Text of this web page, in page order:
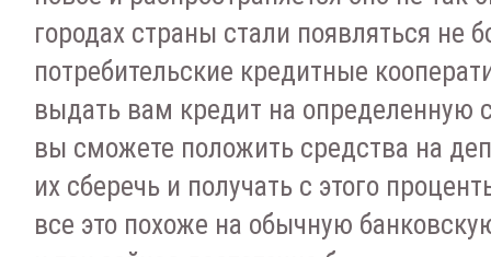
городах страны стали появляться не
потребительские кредитные
выдать вам кредит на определенную
вы сможете положить средства на
их сберечь и получать с этого
все это похоже на обычную